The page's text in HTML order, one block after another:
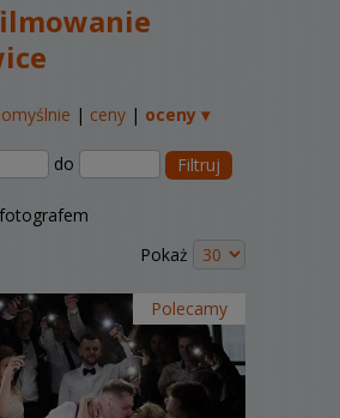
| ceny | oceny ▾
do Filtruj
fotografem
Pokaż
Polecamy